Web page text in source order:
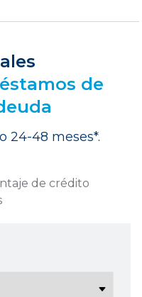
de
24-48 meses*.
de crédito